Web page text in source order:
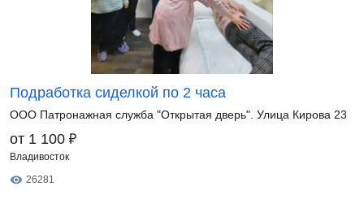
Подработка сиделкой по 2 часа
ООО Патронажная служба "Открытая дверь". Улица Кирова 23
от 1 100 ₽
Владивосток
26281